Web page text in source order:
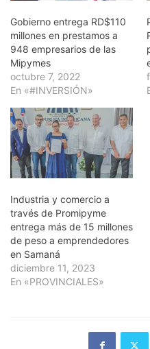
Gobierno entrega RD$110
millones en prestamos a
948 empresarios de las
Mipymes
octubre 7, 2022
En «#INVERSIÓN»
Industria y comercio a
través de Promipyme
entrega más de 15 millones
de peso a emprendedores
en Samaná
diciembre 11, 2023
En «PROVINCIALES»